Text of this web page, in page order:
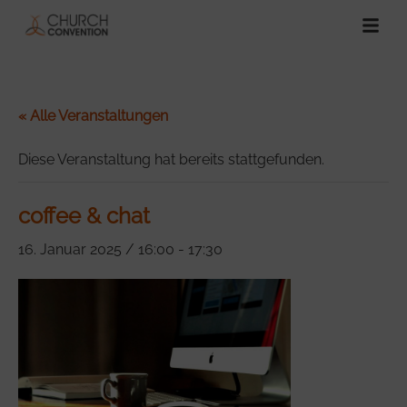
« Alle Veranstaltungen
Diese Veranstaltung hat bereits stattgefunden.
coffee & chat
16. Januar 2025 / 16:00 - 17:30